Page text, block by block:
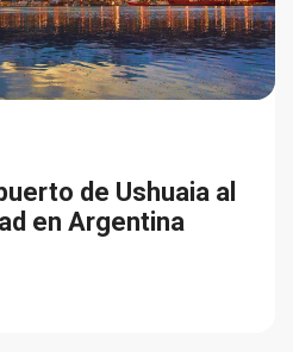
de Ushuaia al
en Argentina